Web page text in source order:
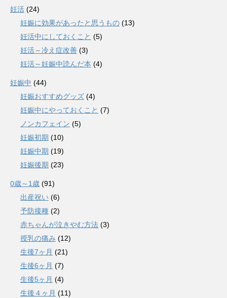
妊活 (24)
妊娠に効果があったと思うもの (13)
妊活中にしておくこと (5)
妊活～冷え症改善 (3)
妊活～妊娠中読んだ本 (4)
妊娠中 (44)
妊娠おすすめグッズ (4)
妊娠中にやっておくこと (7)
ノンカフェイン (5)
妊娠初期 (10)
妊娠中期 (19)
妊娠後期 (23)
0歳～1歳 (91)
出産祝い (6)
予防接種 (2)
赤ちゃんが泣きやむ方法 (3)
授乳の痛み (12)
生後7ヶ月 (21)
生後6ヶ月 (7)
生後5ヶ月 (4)
生後４ヶ月 (11)